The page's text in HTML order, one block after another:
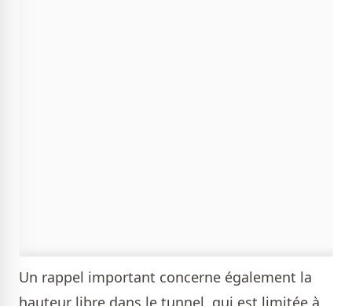
Un rappel important concerne également la
hauteur libre dans le tunnel, qui est limitée à